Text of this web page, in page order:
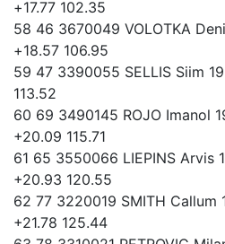
+17.77 102.35
58 46 3670049 VOLOTKA
+18.57 106.95
59 47 3390055 SELLIS Siim
113.52
60 69 3490145 ROJO Imanol
+20.09 115.71
61 65 3550066 LIEPINS Arvis
+20.93 120.55
62 77 3220019 SMITH Callum
+21.78 125.44